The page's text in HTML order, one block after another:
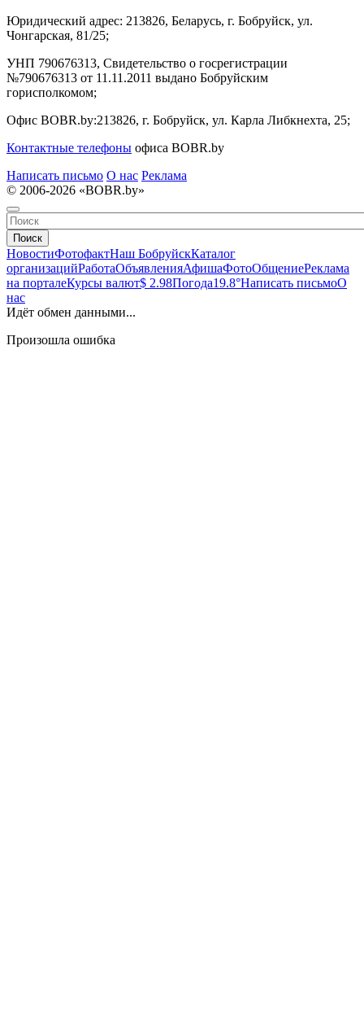
Юридический адрес: 213826, Беларусь, г. Бобруйск, ул.
Чонгарская, 81/25;
УНП 790676313, Свидетельство о госрегистрации
№790676313 от 11.11.2011 выдано Бобруйским
горисполкомом;
Офис BOBR.by:213826, г. Бобруйск, ул. Карла Либкнехта, 25;
Контактные телефоны офиса BOBR.by
Написать письмо О нас Реклама
© 2006-2026 «BOBR.by»
Поиск
НовостиФотофактНаш БобруйскКаталог
организацийРаботаОбъявленияАфишаФотоОбщениеРеклама
на порталеКурсы валют$ 2.98Погода19.8°Написать письмоО
нас
Идёт обмен данными...
Произошла ошибка